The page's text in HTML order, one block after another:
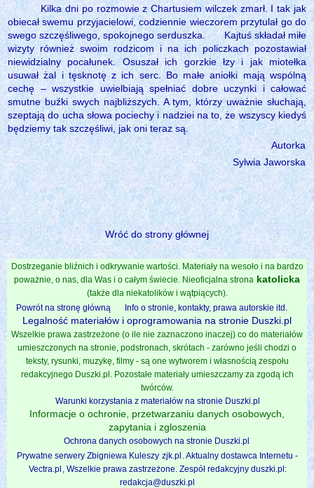
Kilka dni po rozmowie z Chartusiem wilczek zmarł. I tak jak
obiecał swemu przyjacielowi, codziennie wieczorem przytulał go do
swego szczęśliwego, spokojnego serduszka.
Kajtuś składał miłe
wizyty również swoim rodzicom i na ich policzkach pozostawiał
niewidzialny pocałunek. Osuszał ich gorzkie łzy i jak miotełka
usuwał żal i tęsknotę z ich serc. Bo małe aniołki mają wspólną
cechę – wszystkie uwielbiają spełniać dobre uczynki i całować
smutne buźki swych najbliższych. A tym, którzy uważnie słuchają,
szeptają do ucha słowa pociechy i nadziei na to, że wszyscy kiedyś
będziemy tak szczęśliwi, jak oni teraz są.
Autorka
Sylwia Jaworska
Wróć do strony głównej
Dostrzeganie bliźnich i odkrywanie wartości. Materiały na wesoło i na bardzo
poważnie, o nas, dla Was i o całym świecie. Nieoficjalna strona katolicka
(także dla niekatolików i wątpiących).
Powrót na stronę główną
Info o stronie, kontakty, prawa autorskie itd.
Legalność materiałów i oprogramowania na stronie Duszki.pl
Wszelkie prawa zastrzeżone (o ile nie zaznaczono inaczej) co do materiałów
umieszczonych na stronie, podstronach, skrótach - zarówno jeśli chodzi o
teksty, rysunki, muzykę, filmy - są one wytworem i własnością zespołu
redakcyjnego Duszki.pl. Pozostałe materiały umieszczamy za zgodą ich
twórców.
Warunki korzystania z materiałów na stronie Duszki.pl
Informacje o ochronie, przetwarzaniu danych osobowych,
zapytania i zgloszenia
Ochrona danych osobowych na stronie Duszki.pl
Prywatne serwery Zbigniewa Kuleszy zjk.pl . Aktualny dostawca Internetu -
Vectra.pl , Wszelkie prawa zastrzeżone. Zespół redakcyjny duszki.pl:
redakcja@duszki.pl